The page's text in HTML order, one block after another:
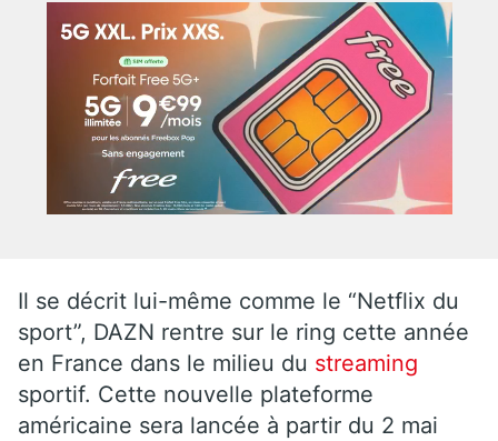
Il se décrit lui-même comme le “Netflix du
sport”, DAZN rentre sur le ring cette année
en France dans le milieu du streaming
sportif. Cette nouvelle plateforme
américaine sera lancée à partir du 2 mai